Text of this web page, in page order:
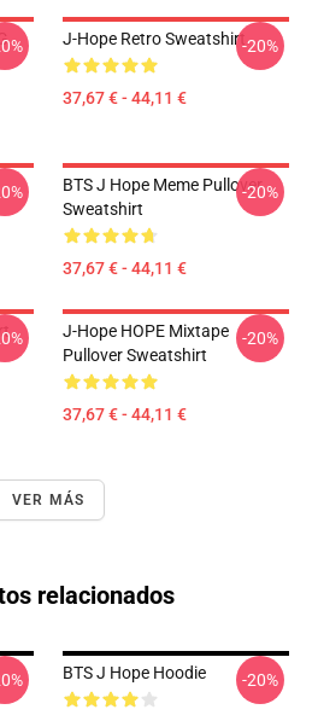
J-Hope Retro Sweatshirt
37,67 € - 44,11 €
-20%
BTS J Hope Meme Pullover
Sweatshirt
37,67 € - 44,11 €
-20%
J-Hope HOPE Mixtape
Pullover Sweatshirt
37,67 € - 44,11 €
-20%
VER MÁS
relacionados
BTS J Hope Hoodie -20%